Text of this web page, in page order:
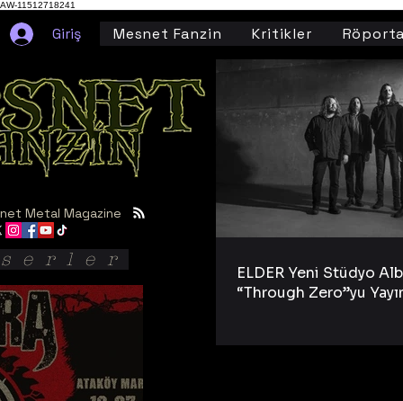
AW-11512718241
Giriş Mesnet Fanzin Kritikler
Metal Magazine
ELDER Yeni Stüdyo
“Through Zero”yu